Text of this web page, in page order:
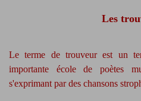
Les
Le terme de trouveur est un
importante école de poètes
s'exprimant par des chansons